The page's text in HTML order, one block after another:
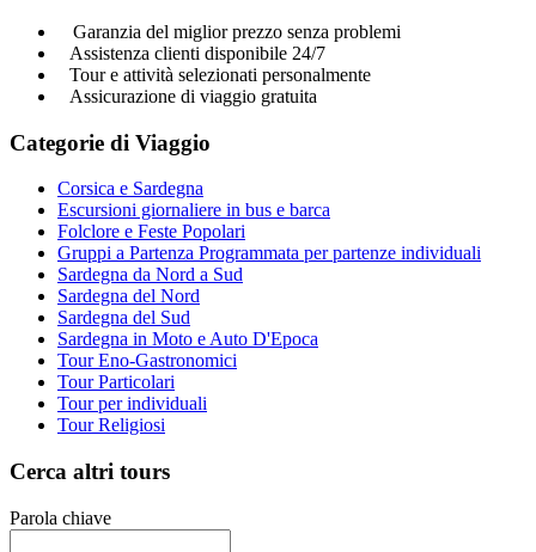
Garanzia del miglior prezzo senza problemi
Assistenza clienti disponibile 24/7
Tour e attività selezionati personalmente
Assicurazione di viaggio gratuita
Categorie di Viaggio
Corsica e Sardegna
Escursioni giornaliere in bus e barca
Folclore e Feste Popolari
Gruppi a Partenza Programmata per partenze individuali
Sardegna da Nord a Sud
Sardegna del Nord
Sardegna del Sud
Sardegna in Moto e Auto D'Epoca
Tour Eno-Gastronomici
Tour Particolari
Tour per individuali
Tour Religiosi
Cerca altri tours
Parola chiave